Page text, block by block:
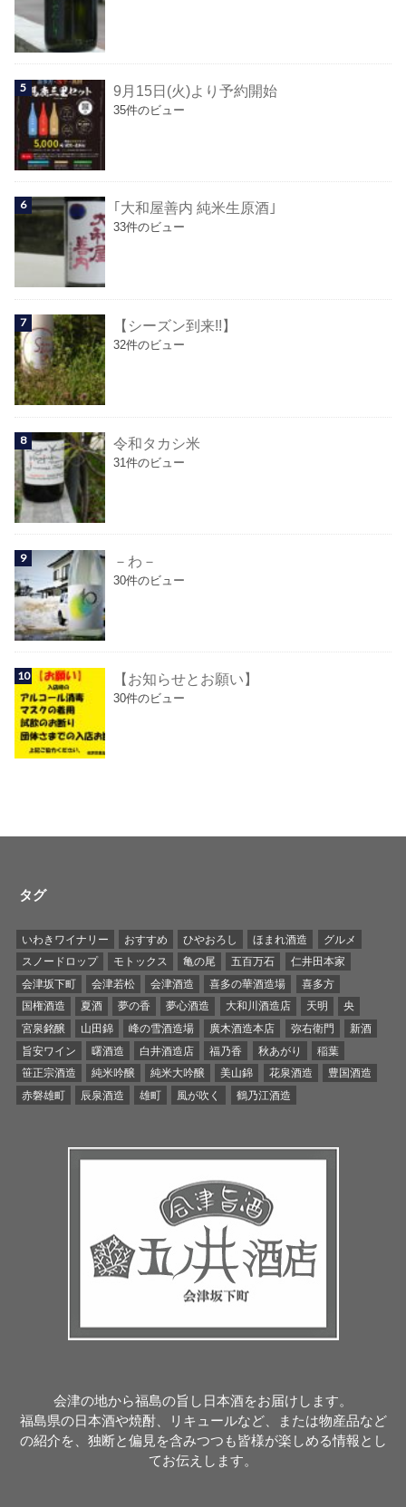
9月15日(火)より予約開始
35件のビュー
｢大和屋善内 純米生原酒｣
33件のビュー
【シーズン到来!!】
32件のビュー
令和タカシ米
31件のビュー
－わ－
30件のビュー
【お知らせとお願い】
30件のビュー
タグ
いわきワイナリー おすすめ ひやおろし ほまれ酒造
グルメ
スノードロップ
モトックス 亀の尾 五百万石
仁井田本家
会津坂下町
会津若松 会津酒造 喜多の華酒造場
喜多方
国権酒造
夏酒 夢の香 夢心酒造 大和川酒造店 天明
央
宮泉銘醸
山田錦 峰の雪酒造場 廣木酒造本店 弥右衛門
新酒
旨安ワイン
曙酒造 白井酒造店 福乃香 秋あがり
稲葉
笹正宗酒造
純米吟醸 純米大吟醸 美山錦 花泉酒造
豊国酒造
赤磐雄町
辰泉酒造 雄町 風が吹く 鶴乃江酒造
会津の地から福島の旨し日本酒をお届けします。
福島県の日本酒や焼酎、リキュールなど、または物産品など
の紹介を、独断と偏見を含みつつも皆様が楽しめる情報とし
てお伝えします。